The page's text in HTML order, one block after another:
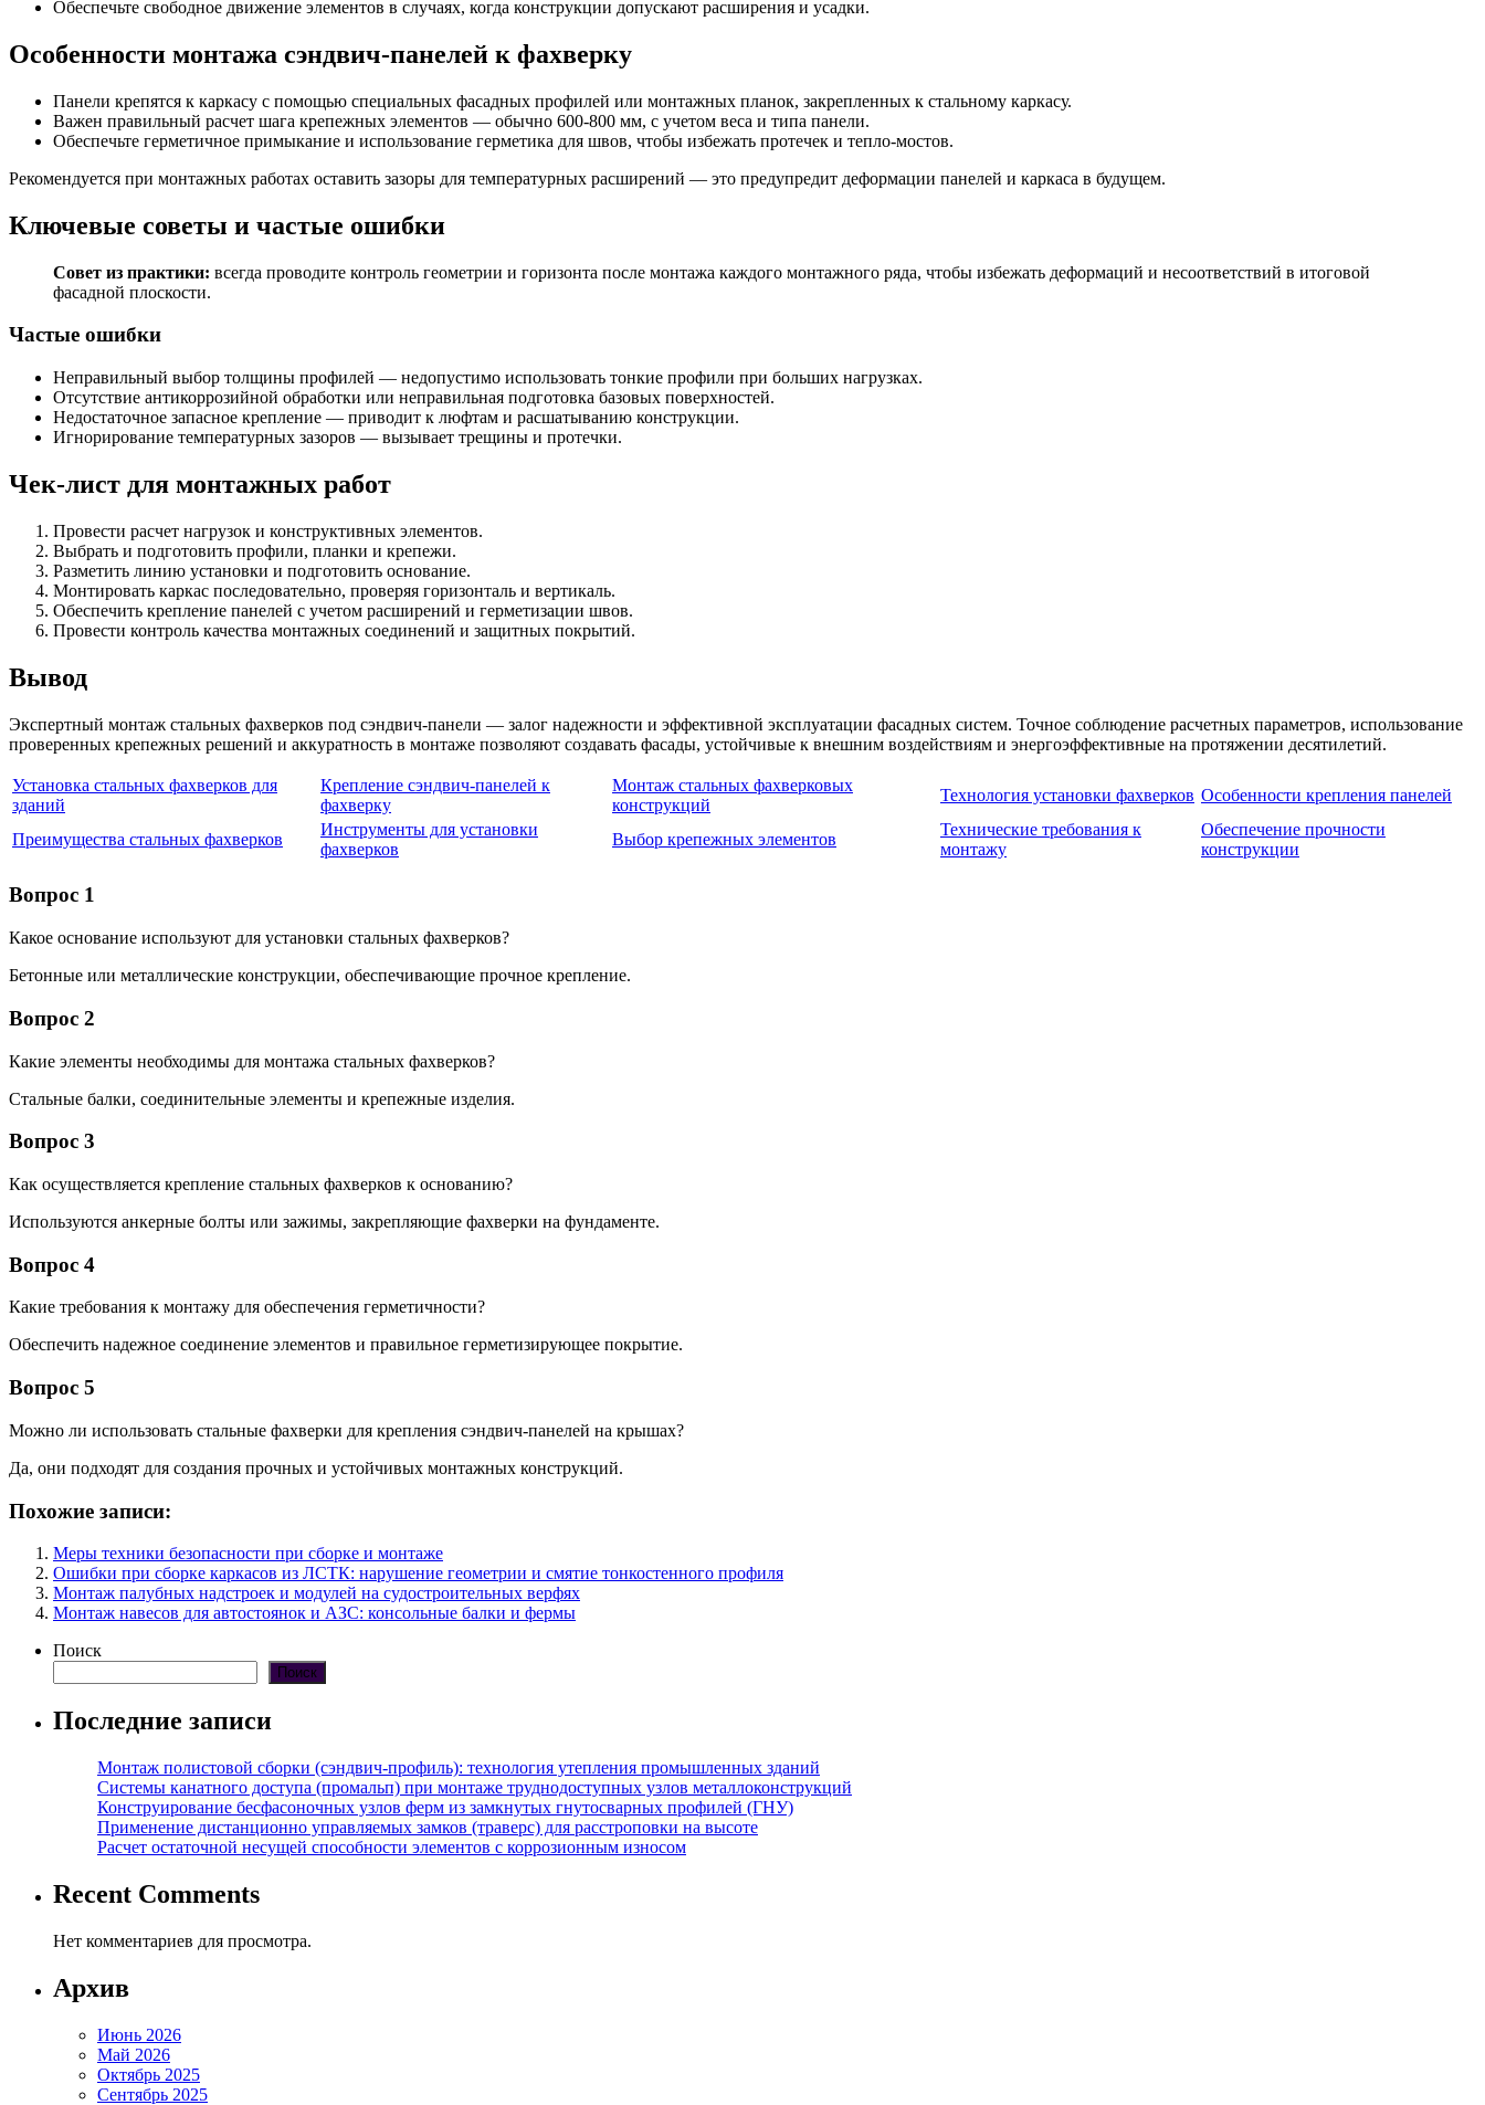
Обеспечьте свободное движение элементов в случаях, когда конструкции допускают расширения и усадки.
Особенности монтажа сэндвич-панелей к фахверку
Панели крепятся к каркасу с помощью специальных фасадных профилей или монтажных планок, закрепленных к стальному каркасу.
Важен правильный расчет шага крепежных элементов — обычно 600-800 мм, с учетом веса и типа панели.
Обеспечьте герметичное примыкание и использование герметика для швов, чтобы избежать протечек и тепло-мостов.
Рекомендуется при монтажных работах оставить зазоры для температурных расширений — это предупредит деформации панелей и каркаса в будущем.
Ключевые советы и частые ошибки
Совет из практики: всегда проводите контроль геометрии и горизонта после монтажа каждого монтажного ряда, чтобы избежать деформаций и несоответствий в итоговой
фасадной плоскости.
Частые ошибки
Неправильный выбор толщины профилей — недопустимо использовать тонкие профили при больших нагрузках.
Отсутствие антикоррозийной обработки или неправильная подготовка базовых поверхностей.
Недостаточное запасное крепление — приводит к люфтам и расшатыванию конструкции.
Игнорирование температурных зазоров — вызывает трещины и протечки.
Чек-лист для монтажных работ
Провести расчет нагрузок и конструктивных элементов.
Выбрать и подготовить профили, планки и крепежи.
Разметить линию установки и подготовить основание.
Монтировать каркас последовательно, проверяя горизонталь и вертикаль.
Обеспечить крепление панелей с учетом расширений и герметизации швов.
Провести контроль качества монтажных соединений и защитных покрытий.
Вывод
Экспертный монтаж стальных фахверков под сэндвич-панели — залог надежности и эффективной эксплуатации фасадных систем. Точное соблюдение расчетных параметров, использование
проверенных крепежных решений и аккуратность в монтаже позволяют создавать фасады, устойчивые к внешним воздействиям и энергоэффективные на протяжении десятилетий.
Установка стальных фахверков для
зданий
Крепление сэндвич-панелей к
фахверку
Монтаж стальных фахверковых
конструкций
Технология установки фахверков Особенности крепления панелей
Преимущества стальных фахверков
Инструменты для установки
фахверков
Выбор крепежных элементов
Технические требования к
монтажу
Обеспечение прочности
конструкции
Вопрос 1
Какое основание используют для установки стальных фахверков?
Бетонные или металлические конструкции, обеспечивающие прочное крепление.
Вопрос 2
Какие элементы необходимы для монтажа стальных фахверков?
Стальные балки, соединительные элементы и крепежные изделия.
Вопрос 3
Как осуществляется крепление стальных фахверков к основанию?
Используются анкерные болты или зажимы, закрепляющие фахверки на фундаменте.
Вопрос 4
Какие требования к монтажу для обеспечения герметичности?
Обеспечить надежное соединение элементов и правильное герметизирующее покрытие.
Вопрос 5
Можно ли использовать стальные фахверки для крепления сэндвич-панелей на крышах?
Да, они подходят для создания прочных и устойчивых монтажных конструкций.
Похожие записи:
Меры техники безопасности при сборке и монтаже
Ошибки при сборке каркасов из ЛСТК: нарушение геометрии и смятие тонкостенного профиля
Монтаж палубных надстроек и модулей на судостроительных верфях
Монтаж навесов для автостоянок и АЗС: консольные балки и фермы
Поиск
Поиск
Последние записи
Монтаж полистовой сборки (сэндвич-профиль): технология утепления промышленных зданий
Системы канатного доступа (промальп) при монтаже труднодоступных узлов металлоконструкций
Конструирование бесфасоночных узлов ферм из замкнутых гнутосварных профилей (ГНУ)
Применение дистанционно управляемых замков (траверс) для расстроповки на высоте
Расчет остаточной несущей способности элементов с коррозионным износом
Recent Comments
Нет комментариев для просмотра.
Архив
Июнь 2026
Май 2026
Октябрь 2025
Сентябрь 2025